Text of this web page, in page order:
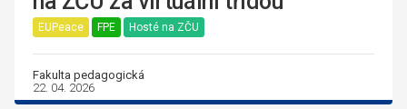
EUPeace FPE Hosté na ZČU
Fakulta pedagogická
22. 04. 2026